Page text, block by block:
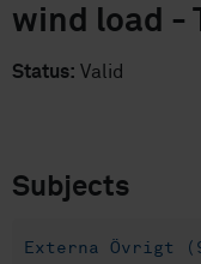
wind load -
Status: Valid
Subjects
Externa Övrigt